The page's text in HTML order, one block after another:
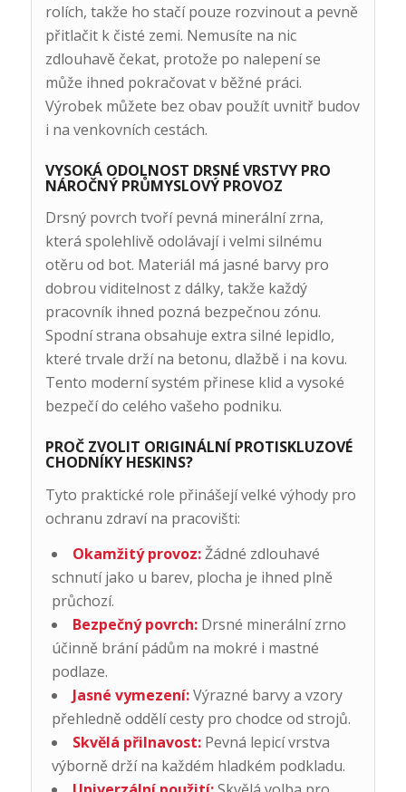
rolích, takže ho stačí pouze rozvinout a pevně
přitlačit k čisté zemi. Nemusíte na nic
zdlouhavě čekat, protože po nalepení se
může ihned pokračovat v běžné práci.
Výrobek můžete bez obav použít uvnitř budov
i na venkovních cestách.
VYSOKÁ ODOLNOST DRSNÉ VRSTVY PRO
NÁROČNÝ PRŮMYSLOVÝ PROVOZ
Drsný povrch tvoří pevná minerální zrna,
která spolehlivě odolávají i velmi silnému
otěru od bot. Materiál má jasné barvy pro
dobrou viditelnost z dálky, takže každý
pracovník ihned pozná bezpečnou zónu.
Spodní strana obsahuje extra silné lepidlo,
které trvale drží na betonu, dlažbě i na kovu.
Tento moderní systém přinese klid a vysoké
bezpečí do celého vašeho podniku.
PROČ ZVOLIT ORIGINÁLNÍ PROTISKLUZOVÉ
CHODNÍKY HESKINS?
Tyto praktické role přinášejí velké výhody pro
ochranu zdraví na pracovišti:
Okamžitý provoz:Žádné zdlouhavé
schnutí jako u barev, plocha je ihned plně
průchozí.
Bezpečný povrch:Drsné minerální zrno
účinně brání pádům na mokré i mastné
podlaze.
Jasné vymezení:Výrazné barvy a vzory
přehledně oddělí cesty pro chodce od strojů.
Skvělá přilnavost:Pevná lepicí vrstva
výborně drží na každém hladkém podkladu.